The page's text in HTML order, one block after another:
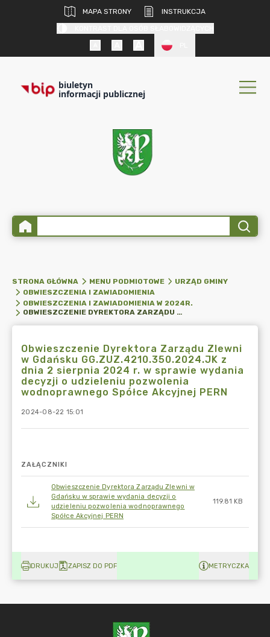
MAPA STRONY
INSTRUKCJA
biuletyn
informacji publicznej
STRONA GŁÓWNA MENU PODMIOTOWE
URZĄD GMINY
OBWIESZCZENIA I ZAWIADOMIENIA
OBWIESZCZENIA I ZAWIADOMIENIA W 2024R.
OBWIESZCZENIE DYREKTORA ZARZĄDU ZLEWNI W GDAŃSKU GG.ZUZ.4210.350.2024.JK Z DNIA 2 SIERPNIA 2024 R. W SPRAWIE WYDANIA DECYZJI O UDZIELENIU POZWOLENIA WODNOPRAWNEGO SPÓŁCE AKCYJNEJ PERN
Obwieszczenie Dyrektora Zarządu Zlewni
w Gdańsku GG.ZUZ.4210.350.2024.JK z
dnia 2 sierpnia 2024 r. w sprawie wydania
decyzji o udzieleniu pozwolenia
wodnoprawnego Spółce Akcyjnej PERN
2024-08-22 15:01
ZAŁĄCZNIKI
Obwieszczenie Dyrektora Zarządu Zlewni w
Gdańsku w sprawie wydania decyzji o
udzieleniu pozwolenia wodnoprawnego
Spółce Akcyjnej PERN
119.81 KB
DRUKUJ ZAPISZ DO PDF METRYCZKA